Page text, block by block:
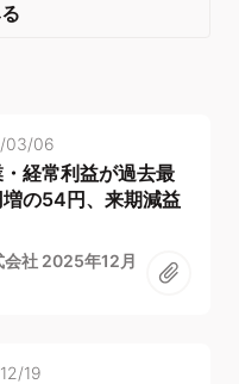
03/06
経常利益が過去最
の54円、来期減益
会社 2025年12月
19